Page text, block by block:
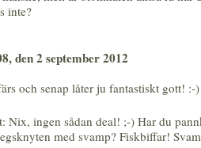
inte?
den 2 september 2012
och senap låter ju fantastiskt gott! :-)
Nix, ingen sådan deal! ;-) Har du
med svamp? Fiskbiffar!